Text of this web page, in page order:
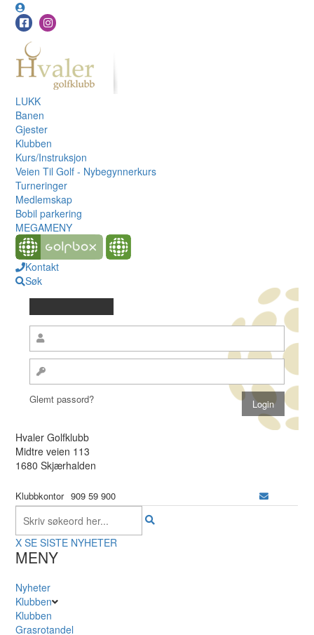
LUKK
Banen
Gjester
Klubben
Kurs/Instruksjon
Veien Til Golf - Nybegynnerkurs
Turneringer
Medlemskap
Bobil parkering
MEGAMENY
Kontakt
Søk
Glemt passord?
Hvaler Golfklubb
Midtre veien 113
1680 Skjærhalden
Klubbkontor 909 59 900
X SE SISTE NYHETER
MENY
Nyheter
Klubben
Klubben
Grasrotandel